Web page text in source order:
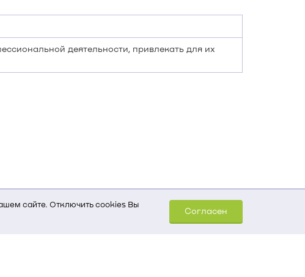
сайте. Отключить cookies Вы
Согласен
деятельности, привлекать для их